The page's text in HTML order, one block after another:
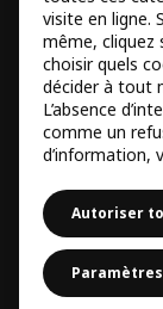
visite en ligne.
même, cliquez
choisir quels
décider à tout
L’absence
comme un
d’information,
Autoriser